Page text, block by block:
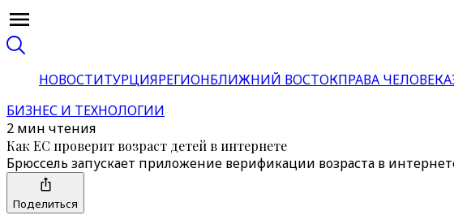
НОВОСТИТУРЦИЯРЕГИОНБЛИЖНИЙ ВОСТОКПРАВА ЧЕЛОВЕКА
БИЗНЕС И ТЕХНОЛОГИИ
2 мин чтения
Как ЕС проверит возраст детей в интернете
Брюссель запускает приложение верификации возраста в
Поделиться